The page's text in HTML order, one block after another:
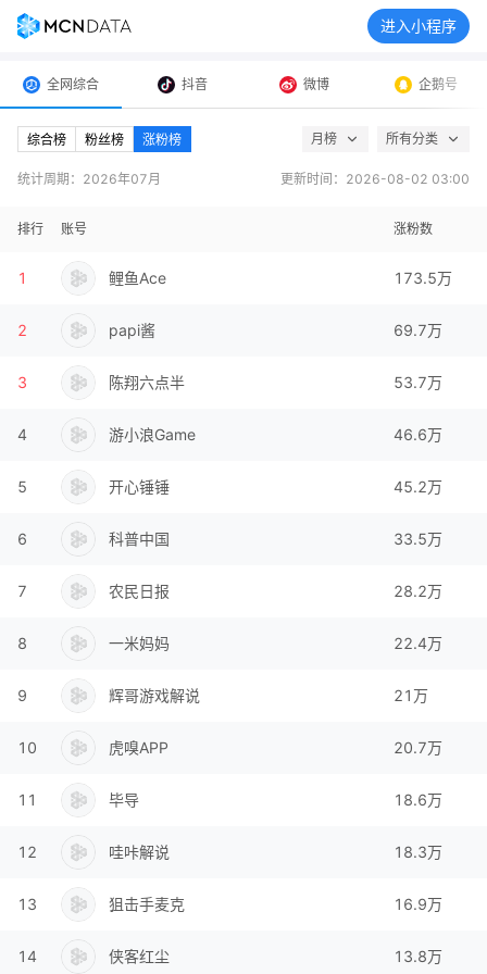
进入小程序
全⽹综合 抖音 微博 企鹅号
综合榜 粉丝榜 涨粉榜 月榜 所有分类
统计周期： 2026年07月 更新时间： 2026-08-02 03:00
排行 账号 涨粉数
1 鲤鱼Ace 173.5万
2 papi酱 69.7万
3 陈翔六点半 53.7万
4 游小浪Game 46.6万
5 开心锤锤 45.2万
6 科普中国 33.5万
7 农民日报 28.2万
8 一米妈妈 22.4万
9 辉哥游戏解说 21万
10 虎嗅APP 20.7万
11 毕导 18.6万
12 哇咔解说 18.3万
13 狙击手麦克 16.9万
14 侠客红尘 13.8万